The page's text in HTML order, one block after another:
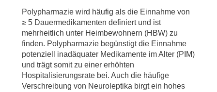
Polypharmazie wird häufig als die Einnahme von
≥ 5 Dauermedikamenten definiert und ist
mehrheitlich unter Heimbewohnern (HBW) zu
finden. Polypharmazie begünstigt die Einnahme
potenziell inadäquater Medikamente im Alter (PIM)
und trägt somit zu einer erhöhten
Hospitalisierungsrate bei. Auch die häufige
Verschreibung von Neuroleptika birgt ein hohes